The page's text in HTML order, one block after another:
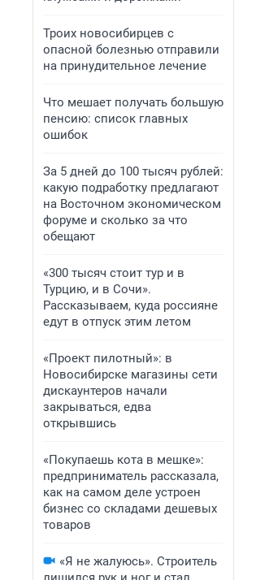
Троих новосибирцев с
опасной болезнью отправили
на принудительное лечение
Что мешает получать большую
пенсию: список главных
ошибок
За 5 дней до 100 тысяч рублей:
какую подработку предлагают
на Восточном экономическом
форуме и сколько за что
обещают
«300 тысяч стоит тур и в
Турцию, и в Сочи».
Рассказываем, куда россияне
едут в отпуск этим летом
«Проект пилотный»: в
Новосибирске магазины сети
дискаунтеров начали
закрываться, едва
открывшись
«Покупаешь кота в мешке»:
предприниматель рассказала,
как на самом деле устроен
бизнес со складами дешевых
товаров
«Я не жалуюсь». Строитель